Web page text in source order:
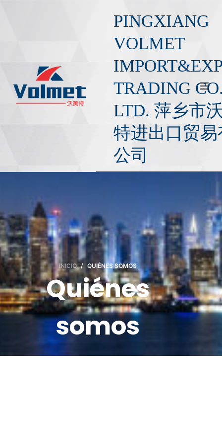
a
o
PINGXIANG
VOLMET
TRADING
LTD. 萍乡市
特进出口贸易
公司
INICIO / QUIÉNES SOMOS
Quiénes
somos